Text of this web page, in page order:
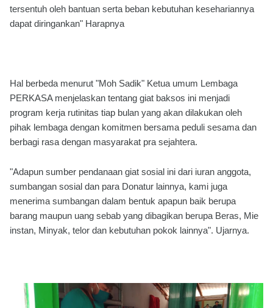
tersentuh oleh bantuan serta beban kebutuhan kesehariannya
dapat diringankan" Harapnya
Hal berbeda menurut "Moh Sadik" Ketua umum Lembaga
PERKASA menjelaskan tentang giat baksos ini menjadi
program kerja rutinitas tiap bulan yang akan dilakukan oleh
pihak lembaga dengan komitmen bersama peduli sesama dan
berbagi rasa dengan masyarakat pra sejahtera.
"Adapun sumber pendanaan giat sosial ini dari iuran anggota,
sumbangan sosial dan para Donatur lainnya, kami juga
menerima sumbangan dalam bentuk apapun baik berupa
barang maupun uang sebab yang dibagikan berupa Beras, Mie
instan, Minyak, telor dan kebutuhan pokok lainnya". Ujarnya.